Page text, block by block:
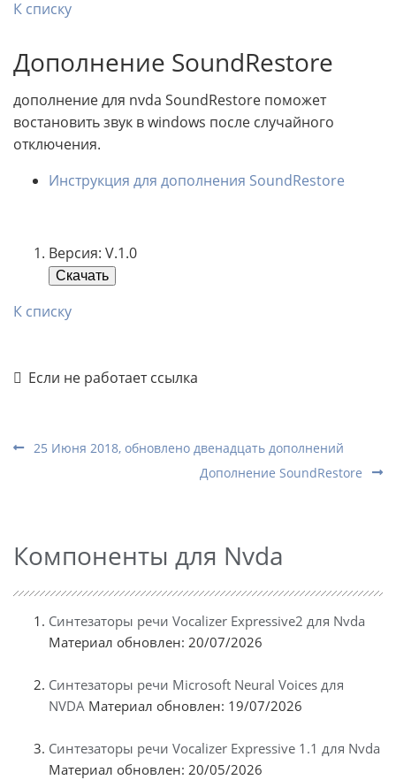
К списку
Дополнение SoundRestore
дополнение для nvda SoundRestore поможет
востановить звук в windows после случайного
отключения.
Инструкция для дополнения SoundRestore
Версия: V.1.0
Скачать
К списку
Если не работает ссылка
25 Июня 2018, обновлено двенадцать дополнений
Дополнение SoundRestore
Компоненты для Nvda
Синтезаторы речи Vocalizer Expressive2 для Nvda
Материал обновлен: 20/07/2026
Синтезаторы речи Microsoft Neural Voices для
NVDA Материал обновлен: 19/07/2026
Синтезаторы речи Vocalizer Expressive 1.1 для Nvda
Материал обновлен: 20/05/2026